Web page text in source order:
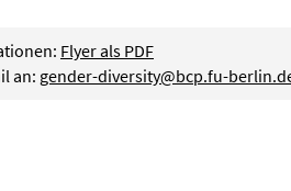
Flyer als PDF
an: gender-diversity@bcp.fu-